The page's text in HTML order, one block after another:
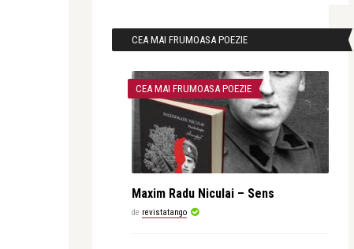
CEA MAI FRUMOASA POEZIE
CEA MAI FRUMOASA POEZIE
Maxim Radu Niculai – Sens
de revistatango